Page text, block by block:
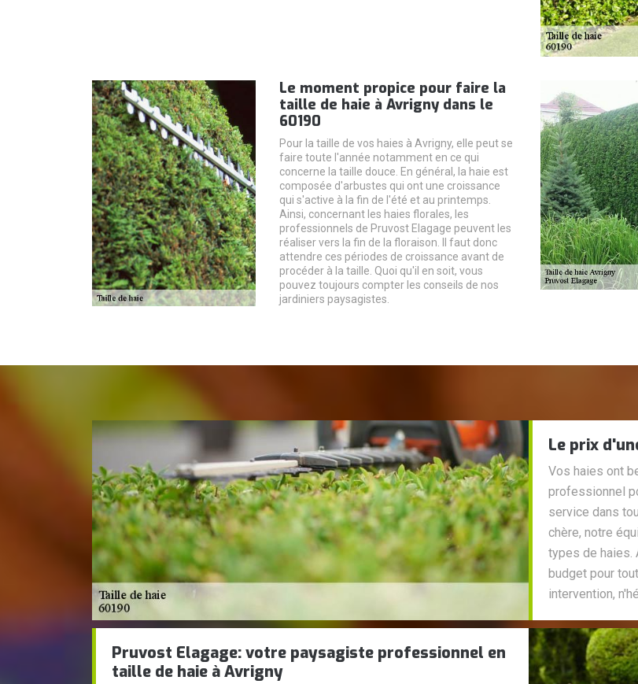
Le moment propice pour faire la
taille de haie à Avrigny dans le
60190
Pour la taille de vos haies à Avrigny, elle peut se
faire toute l'année notamment en ce qui
concerne la taille douce. En général, la haie est
composée d'arbustes qui ont une croissance
qui s'active à la fin de l'été et au printemps.
Ainsi, concernant les haies florales, les
professionnels de Pruvost Elagage peuvent les
réaliser vers la fin de la floraison. Il faut donc
attendre ces périodes de croissance avant de
procéder à la taille. Quoi qu'il en soit, vous
pouvez toujours compter les conseils de nos
jardiniers paysagistes.
Le prix
Vos haies ont
professionnel
service dans
chère, notre
types de haies.
budget pour
intervention,
Pruvost Elagage: votre paysagiste professionnel en
taille de haie à Avrigny